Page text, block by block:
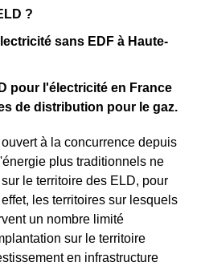
?
sans EDF à Haute-
pour l'électricité en France
de distribution pour le gaz.
à la concurrence depuis
plus traditionnels ne
le territoire des ELD, pour
les territoires sur lesquels
un nombre limité
sur le territoire
en infrastructure